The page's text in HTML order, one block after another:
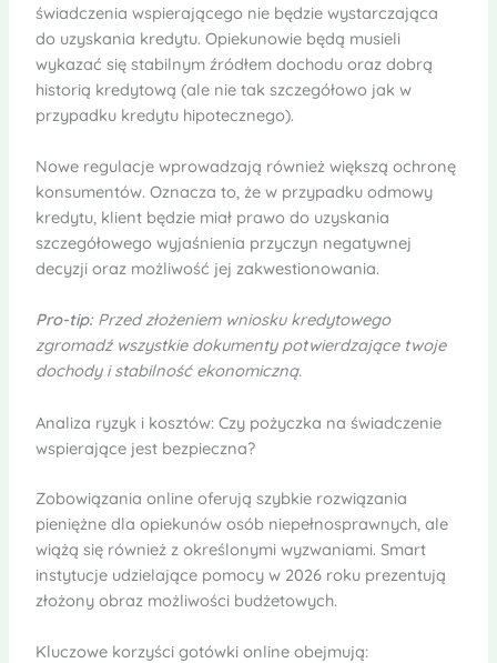
świadczenia wspierającego nie będzie wystarczająca
do uzyskania kredytu. Opiekunowie będą musieli
wykazać się stabilnym źródłem dochodu oraz dobrą
historią kredytową (ale nie tak szczegółowo jak w
przypadku kredytu hipotecznego).
Nowe regulacje wprowadzają również większą ochronę
konsumentów. Oznacza to, że w przypadku odmowy
kredytu, klient będzie miał prawo do uzyskania
szczegółowego wyjaśnienia przyczyn negatywnej
decyzji oraz możliwość jej zakwestionowania.
Pro-tip: Przed złożeniem wniosku kredytowego
zgromadź wszystkie dokumenty potwierdzające twoje
dochody i stabilność ekonomiczną.
Analiza ryzyk i kosztów: Czy pożyczka na świadczenie
wspierające jest bezpieczna?
Zobowiązania online oferują szybkie rozwiązania
pieniężne dla opiekunów osób niepełnosprawnych, ale
wiążą się również z określonymi wyzwaniami. Smart
instytucje udzielające pomocy w 2026 roku prezentują
złożony obraz możliwości budżetowych.
Kluczowe korzyści gotówki online obejmują: